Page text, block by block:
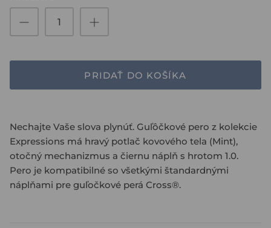
PRIDAŤ DO KOŠÍKA
Nechajte Vaše slova plynúť. Guľôčkové pero z kolekcie
Expressions má hravý potlač kovového tela (Mint),
otočný mechanizmus a čiernu náplň s hrotom 1.0.
Pero je kompatibilné so všetkými štandardnými
náplňami pre guľočkové perá Cross®.